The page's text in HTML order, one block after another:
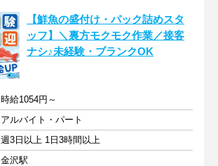
【鮮魚の盛付け・パック詰めスタ
ッフ】＼裏方モクモク作業／接客
ナシ♪未経験・ブランクOK
時給1054円～
アルバイト・パート
週3日以上 1日3時間以上
金沢駅